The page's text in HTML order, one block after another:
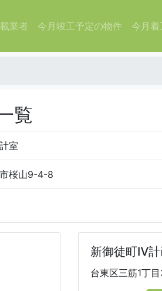
業者 今月竣工予定の物件 今月
覧
室
桜山9-4-8
新御徒町Ⅳ計
台東区三筋1丁